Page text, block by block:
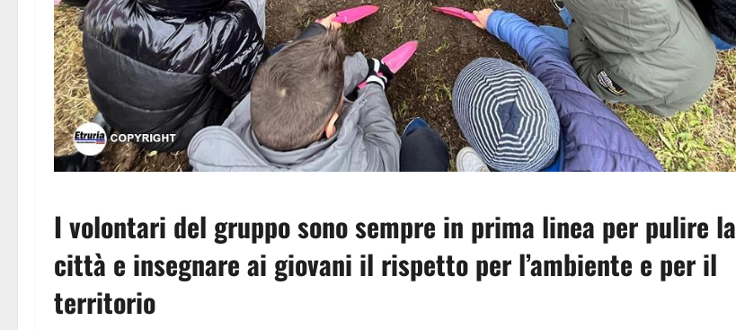
I volontari del gruppo sono sempre in prima linea per pulire la
città e insegnare ai giovani il rispetto per l’ambiente e per il
territorio